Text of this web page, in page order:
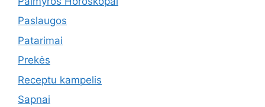
Paslaugos
Patarimai
Prekės
Receptu kampelis
Sapnai